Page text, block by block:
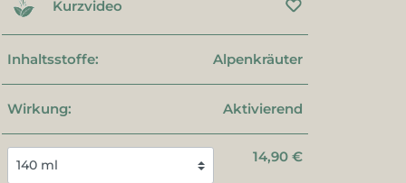
Kurzvideo
Inhaltsstoffe: Alpenkräuter
Wirkung: Aktivierend
14,90 €